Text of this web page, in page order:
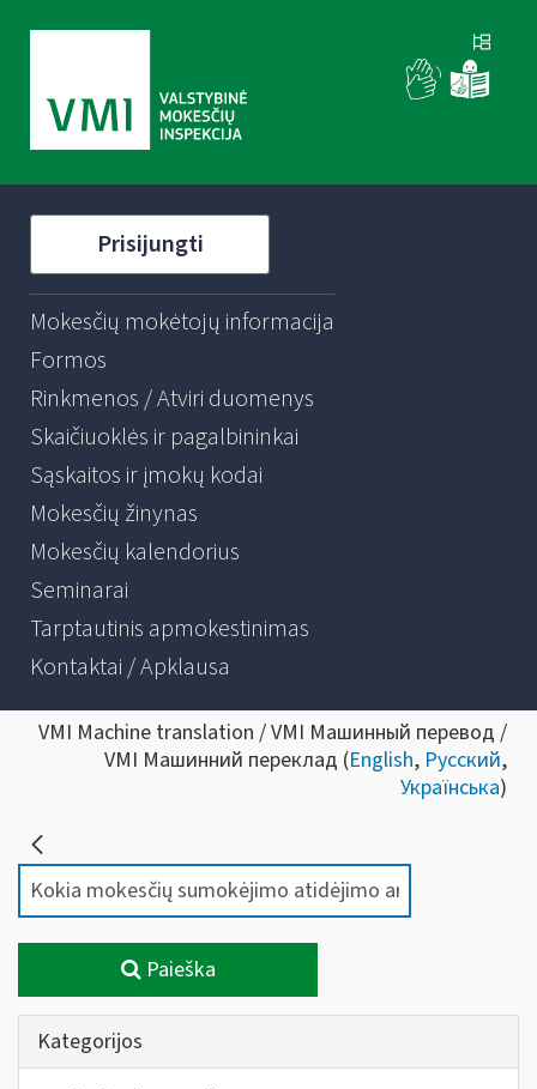
Prisijungti
Mokesčių mokėtojų informacija
Formos
Rinkmenos / Atviri duomenys
Skaičiuoklės ir pagalbininkai
Sąskaitos ir įmokų kodai
Mokesčių žinynas
Mokesčių kalendorius
Seminarai
Tarptautinis apmokestinimas
Kontaktai / Apklausa
VMI Machine translation / VMI Машинный перевод /
VMI Машинний переклад (English, Русский,
Українська)
Paieška
Kategorijos